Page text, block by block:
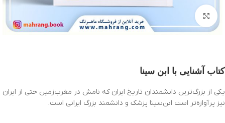
بزرگنمایی تصویر
کتاب آشنایی با ابن سینا
یکی از بزرگ‌ترین دانشمندان تاریخ ایران که نامش در مغرب‌زمین حتی از ایران
نیز پرآوازه‌تر است ابن‌سینا پزشک و دانشمند بزرگ ایرانی است.